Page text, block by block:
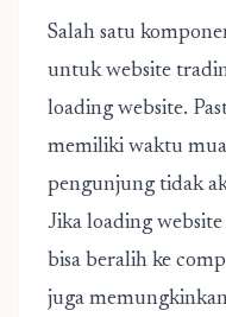
Salah satu
untuk website
loading website.
memiliki waktu
pengunjung tidak
Jika loading
bisa beralih ke
juga